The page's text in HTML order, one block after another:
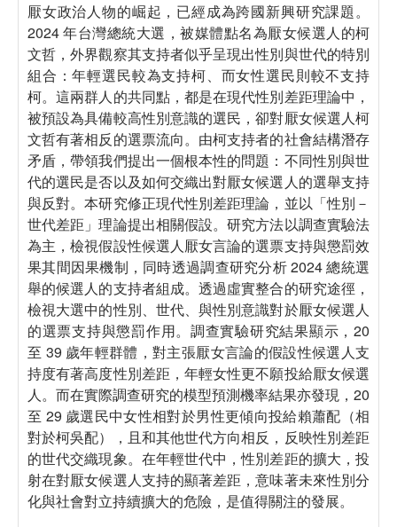
厭女政治人物的崛起，已經成為跨國新興研究課題。
2024 年台灣總統大選，被媒體點名為厭女候選人的柯
文哲，外界觀察其支持者似乎呈現出性別與世代的特別
組合：年輕選民較為支持柯、而女性選民則較不支持
柯。這兩群人的共同點，都是在現代性別差距理論中，
被預設為具備較高性別意識的選民，卻對厭女候選人柯
文哲有著相反的選票流向。由柯支持者的社會結構潛存
矛盾，帶領我們提出一個根本性的問題：不同性別與世
代的選民是否以及如何交織出對厭女候選人的選舉支持
與反對。本研究修正現代性別差距理論，並以「性別－
世代差距」理論提出相關假設。研究方法以調查實驗法
為主，檢視假設性候選人厭女言論的選票支持與懲罰效
果其間因果機制，同時透過調查研究分析 2024 總統選
舉的候選人的支持者組成。透過虛實整合的研究途徑，
檢視大選中的性別、世代、與性別意識對於厭女候選人
的選票支持與懲罰作用。調查實驗研究結果顯示，20
至 39 歲年輕群體，對主張厭女言論的假設性候選人支
持度有著高度性別差距，年輕女性更不願投給厭女候選
人。而在實際調查研究的模型預測機率結果亦發現，20
至 29 歲選民中女性相對於男性更傾向投給賴蕭配（相
對於柯吳配），且和其他世代方向相反，反映性別差距
的世代交織現象。在年輕世代中，性別差距的擴大，投
射在對厭女候選人支持的顯著差距，意味著未來性別分
化與社會對立持續擴大的危險，是值得關注的發展。